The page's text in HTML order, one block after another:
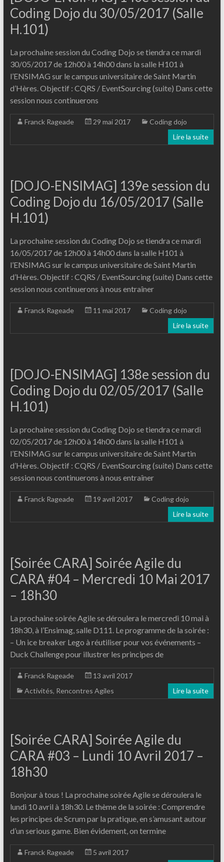
Coding Dojo du 30/05/2017 (Salle
H.101)
La prochaine session du Coding Dojo se tiendra ce mardi
30/05/2017 de 12h00 à 14h00 dans la salle H101 à
l’ENSIMAG sur le campus universitaire de Saint Martin
d’Hères. Objectif : CQRS / EventSourcing (suite) Dans cette
session nous continuerons
Franck Rageade 29 mai 2017
Coding dojo
Lire la suite
[DOJO-ENSIMAG] 139e session du
Coding Dojo du 16/05/2017 (Salle
H.101)
La prochaine session du Coding Dojo se tiendra ce mardi
16/05/2017 de 12h00 à 14h00 dans la salle H101 à
l’ENSIMAG sur le campus universitaire de Saint Martin
d’Hères. Objectif : CQRS / EventSourcing (suite) Dans cette
session nous continuerons à nous entraîner
Franck Rageade 11 mai 2017
Coding dojo
Lire la suite
[DOJO-ENSIMAG] 138e session du
Coding Dojo du 02/05/2017 (Salle
H.101)
La prochaine session du Coding Dojo se tiendra ce mardi
02/05/2017 de 12h00 à 14h00 dans la salle H101 à
l’ENSIMAG sur le campus universitaire de Saint Martin
d’Hères. Objectif : CQRS / EventSourcing (suite) Dans cette
session nous continuerons à nous entraîner
Franck Rageade 19 avril 2017
Coding dojo
Lire la suite
[Soirée CARA] Soirée Agile du
CARA #04 – Mercredi 10 Mai 2017
– 18h30
La prochaine soirée Agile se déroulera le mercredi 10 mai à
18h30, à l’Ensimag, salle D111. Le programme de la soirée :
– Un ice breaker Lego à réutiliser pour vos événements –
Duck Challenge pour illustrer les principes de
Franck Rageade
13 avril 2017
Activités, Rencontres Agiles Lire la suite
[Soirée CARA] Soirée Agile du
CARA #03 – Lundi 10 Avril 2017 –
18h30
Bonjour à tous ! La prochaine soirée Agile se déroulera le
lundi 10 avril à 18h30. Le thème de la soirée : Comprendre
les principes de Scrum par la pratique, en s’amusant autour
d’un serious game. Bien évidement, on termine
Franck Rageade
5 avril 2017